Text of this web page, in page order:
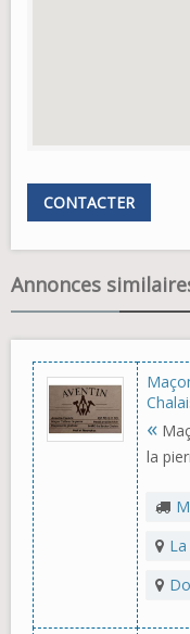
CONTACTER
Annonces
«
la